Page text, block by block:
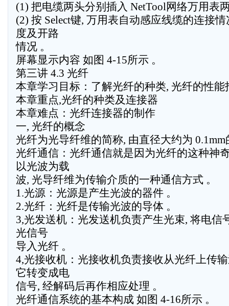
(1) 把电缆两头分别插入 NetTool网络万用表
(2) 按 Select键, 万用表自动感应线缆的连接
度及开路
情况 。
屏幕显示内容 如图 4-15所示 。
第三讲 4.3 光纤
本章学习目标：了解光纤的种类, 光纤的性
本章重点,光纤的种类及连接器
本章难点：光纤连接器的制作
一, 光纤的概念
光纤为光导纤维的简称, 由直径大约为
光纤通信：光纤通信就是因为光纤的这种神
以光波为载
波, 光导纤维为传输介质的一种通信方式 。
1.光源：光源是产生光波的器件 。
2.光纤：光纤是传输光波的导体 。
3,光发送机：光发送机负责产生光束, 将电信
光信号
导入光纤 。
4,光接收机：光接收机负责接收从光纤上传
它转变成电
信号, 经解码后再作相应处理 。
光纤通信系统的基本构成 如图 4-16所示 。